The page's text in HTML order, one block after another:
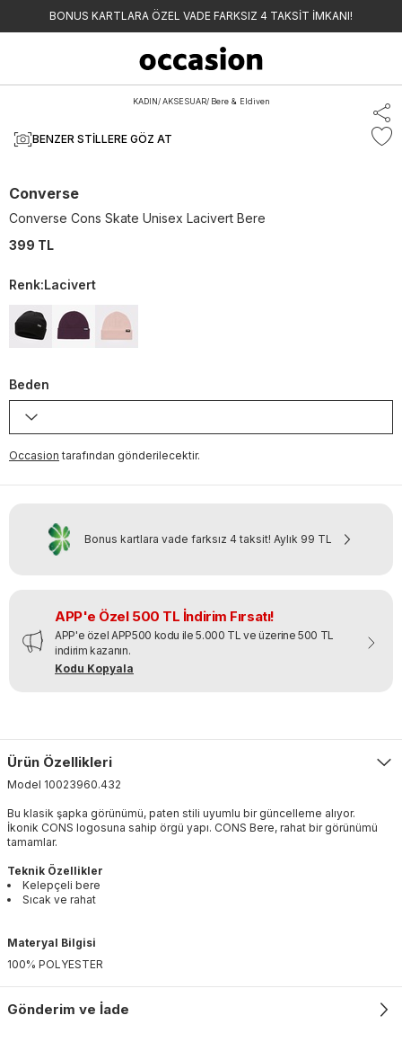
BONUS KARTLARA ÖZEL VADE FARKSIZ 4 TAKSİT İMKANI!
KADIN/ AKSESUAR/ Bere & Eldiven
BENZER STILLERE GÖZ AT
Converse
Converse Cons Skate Unisex Lacivert Bere
399 TL
Renk:Lacivert
Beden
Occasion tarafından gönderilecektir.
Bonus kartlara vade farksız 4 taksit! Aylık 99 TL
APP'e Özel 500 TL İndirim Fırsatı!
APP'e özel APP500 kodu ile 5.000 TL ve üzerine 500 TL
indirim kazanın.
Kodu Kopyala
Ürün Özellikleri
Model 10023960.432
Bu klasik şapka görünümü, paten stili uyumlu bir güncelleme alıyor.
İkonik CONS logosuna sahip örgü yapı. CONS Bere, rahat bir görünümü
tamamlar.
Teknik Özellikler
Kelepçeli bere
Sıcak ve rahat
Materyal Bilgisi
100% POLYESTER
Gönderim ve İade